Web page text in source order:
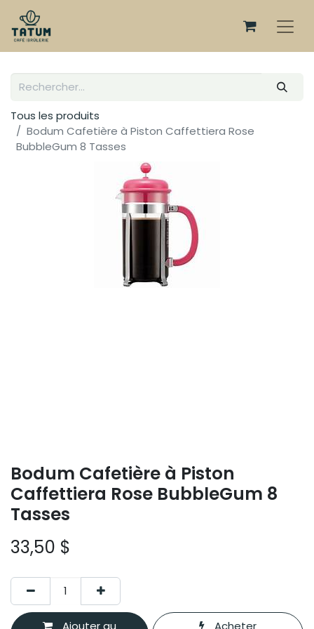
Tous les produits
Bodum Cafetière à Piston Caffettiera Rose
BubbleGum 8 Tasses
Bodum Cafetière à Piston
Caffettiera Rose BubbleGum 8
Tasses
33,50 $
Ajouter au Acheter